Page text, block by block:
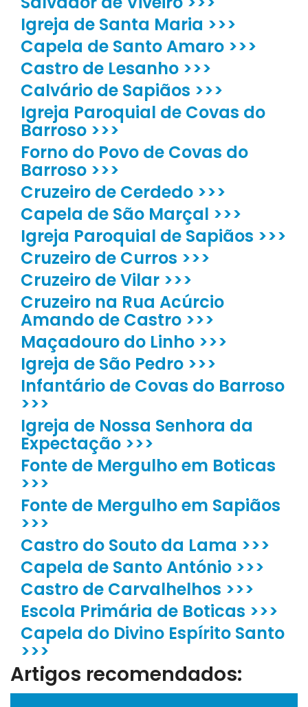
Igreja de Santa Maria >>>
Capela de Santo Amaro >>>
Castro de Lesanho >>>
Calvário de Sapiãos >>>
Igreja Paroquial de Covas do
Barroso >>>
Forno do Povo de Covas do
Barroso >>>
Cruzeiro de Cerdedo >>>
Capela de São Marçal >>>
Igreja Paroquial de Sapiãos >>>
Cruzeiro de Curros >>>
Cruzeiro de Vilar >>>
Cruzeiro na Rua Acúrcio
Amando de Castro >>>
Maçadouro do Linho >>>
Igreja de São Pedro >>>
Infantário de Covas do Barroso
>>>
Igreja de Nossa Senhora da
Expectação >>>
Fonte de Mergulho em Boticas
>>>
Fonte de Mergulho em Sapiãos
>>>
Castro do Souto da Lama >>>
Capela de Santo António >>>
Castro de Carvalhelhos >>>
Escola Primária de Boticas >>>
Capela do Divino Espírito Santo
>>>
Artigos recomendados: